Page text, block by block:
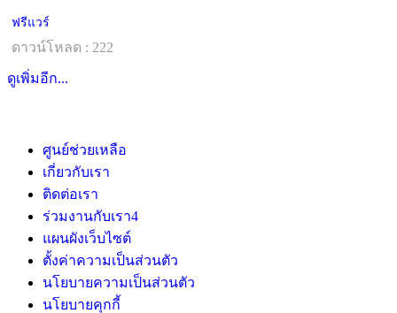
ฟรีแวร์
ดาวน์โหลด : 222
ดูเพิ่มอีก...
ศูนย์ช่วยเหลือ
เกี่ยวกับเรา
ติดต่อเรา
ร่วมงานกับเรา4
แผนผังเว็บไซต์
ตั้งค่าความเป็นส่วนตัว
นโยบายความเป็นส่วนตัว
นโยบายคุกกี้